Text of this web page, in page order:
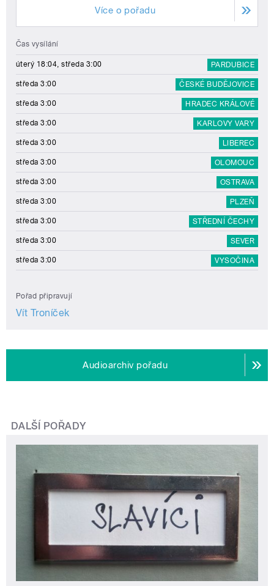
Více o pořadu
Čas vysílání
úterý 18:04, středa 3:00 PARDUBICE
středa 3:00 ČESKÉ BUDĚJOVICE
středa 3:00 HRADEC KRÁLOVÉ
středa 3:00 KARLOVY VARY
středa 3:00 LIBEREC
středa 3:00 OLOMOUC
středa 3:00 OSTRAVA
středa 3:00 PLZEŇ
středa 3:00 STŘEDNÍ ČECHY
středa 3:00 SEVER
středa 3:00 VYSOČINA
Pořad připravují
Vít Troníček
Audioarchiv pořadu
DALŠÍ POŘADY